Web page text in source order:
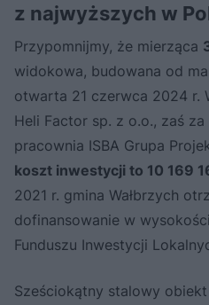
z najwyższych w
Przypomnijmy, że mierząca
widokowa, budowana od
otwarta 21 czerwca 2024 r.
Heli Factor sp. z o.o., zaś
pracownia ISBA Grupa
koszt inwestycji to 10 169
2021 r. gmina Wałbrzych
dofinansowanie w
Funduszu Inwestycji
Sześciokątny stalowy